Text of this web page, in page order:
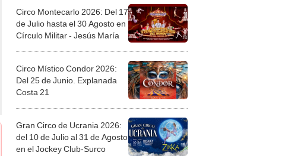
Circo Montecarlo 2026: Del 17
de Julio hasta el 30 Agosto en
Círculo Militar - Jesús María
Circo Místico Condor 2026:
Del 25 de Junio. Explanada
Costa 21
Gran Circo de Ucrania 2026:
del 10 de Julio al 31 de Agosto
en el Jockey Club-Surco